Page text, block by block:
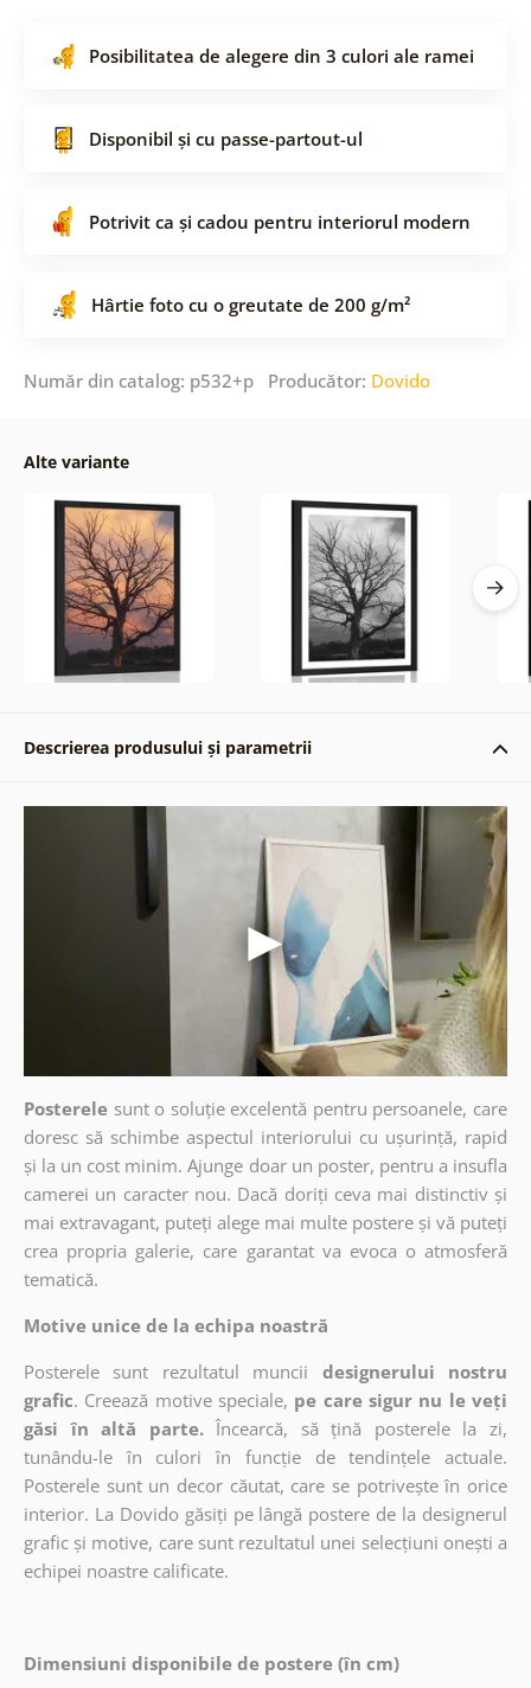
Posibilitatea de alegere din 3 culori ale ramei
Disponibil și cu passe-partout-ul
Potrivit ca și cadou pentru interiorul modern
Hârtie foto cu o greutate de 200 g/m²
Număr din catalog: p532+p Producător: Dovido
Alte variante
Descrierea produsului și parametrii
Posterele sunt o soluție excelentă pentru persoanele, care
doresc să schimbe aspectul interiorului cu ușurință, rapid
și la un cost minim. Ajunge doar un poster, pentru a insufla
camerei un caracter nou. Dacă doriți ceva mai distinctiv și
mai extravagant, puteți alege mai multe postere și vă puteți
crea propria galerie, care garantat va evoca o atmosferă
tematică.
Motive unice de la echipa noastră
Posterele sunt rezultatul muncii
designerului nostru
grafic. Creează motive speciale, pe care sigur nu le veți
găsi în altă parte. Încearcă, să țină posterele la zi,
tunându-le în culori în funcție de tendințele actuale.
Posterele sunt un decor căutat, care se potrivește în orice
interior. La Dovido găsiți pe lângă postere de la designerul
grafic și motive, care sunt rezultatul unei selecțiuni onești a
echipei noastre calificate.
Dimensiuni disponibile de postere (în cm)